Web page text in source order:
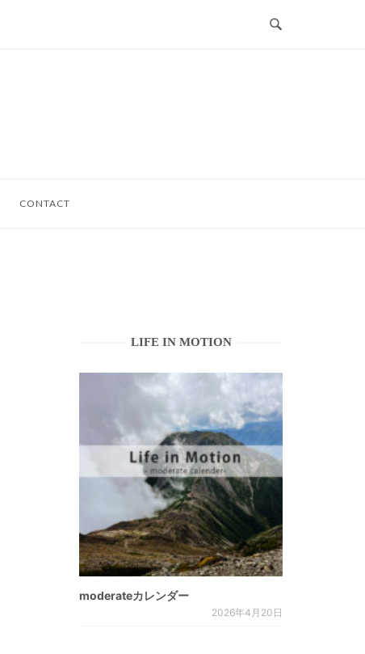
CONTACT
LIFE IN MOTION
moderateカレンダー
2026年4月20日